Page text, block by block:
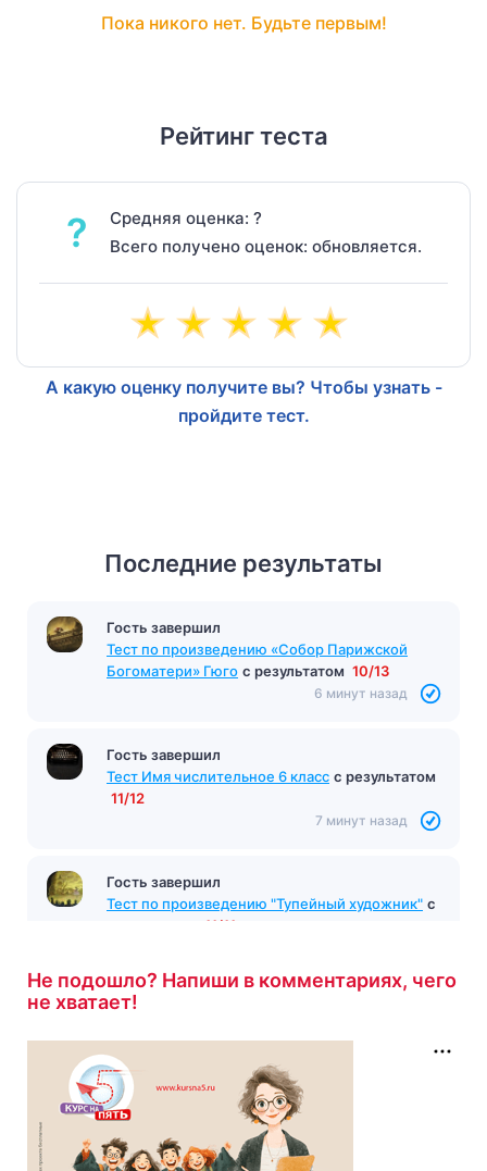
Пока никого нет. Будьте первым!
Рейтинг теста
?
Средняя оценка: ?
Всего получено оценок: обновляется.
А какую оценку получите вы? Чтобы узнать -
пройдите тест.
Последние результаты
Гость завершил
Тест по произведению «Собор Парижской
Богоматери» Гюго с результатом 10/13
6 минут назад
Гость завершил
Тест Имя числительное 6 класс с результатом
11/12
7 минут назад
Гость завершил
Тест по произведению "Тупейный художник" с
11/11
Не подошло? Напиши в комментариях, чего
не хватает!